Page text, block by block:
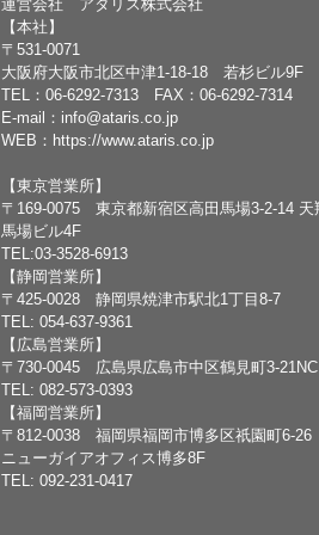
運営会社 アタリス株式会社
【本社】
〒531-0071
大阪府大阪市北区中津1-18-18 若杉ビル9F
TEL： 06-6292-7313 FAX：06-6292-7314
E-mail： info@ataris.co.jp
WEB： https://www.ataris.co.jp
【東京営業所】
〒169-0075 東京都新宿区高田馬場3-2-14 天
馬場ビル4F
TEL:03-3528-6913
【静岡営業所】
〒425-0028 静岡県焼津市駅北1丁目8-7
TEL: 054-637-9361
【広島営業所】
〒730-0045 広島県広島市中区鶴見町3-
TEL: 082-573-0393
【福岡営業所】
〒812-0038 福岡県福岡市博多区祇園町6-26
ニューガイアオフィス博多8F
TEL: 092-231-0417